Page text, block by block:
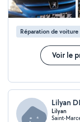
Réparation de voiture
Voir le
Lilyan
Lilyan
Saint-